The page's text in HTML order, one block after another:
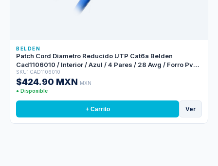
BELDEN
Patch Cord Diametro Reducido UTP Cat6a Belden
Cad1106010 / Interior / Azul / 4 Pares / 28 Awg / Forro Pvc /
Cmr / 10 Pies 3 Metros
SKU: CAD1106010
$424.90 MXN MXN
● Disponible
+ Carrito Ver